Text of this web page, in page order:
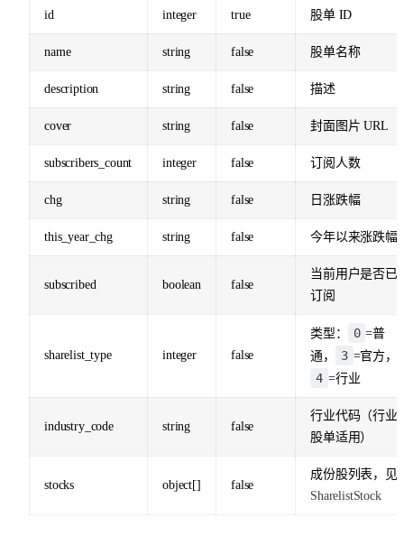
id integer true 股单 ID
name string false 股单名称
description string false 描述
cover string false 封面图片 URL
subscribers_count integer false 订阅人数
chg string false 日涨跌幅
this_year_chg string false 今年以来涨跌幅
subscribed boolean false
当前用户是否已
订阅
sharelist_type integer false
类型： 0 =普
通，
3 =官方，
4 =行业
industry_code string false
行业代码（行业
股单适用）
stocks object[] false
成份股列表，见
SharelistStock